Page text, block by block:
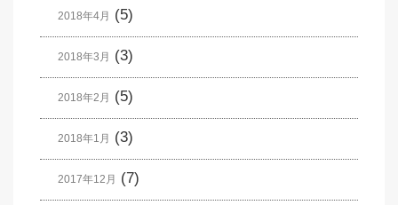
2018年4月 (5)
2018年3月 (3)
2018年2月 (5)
2018年1月 (3)
2017年12月 (7)